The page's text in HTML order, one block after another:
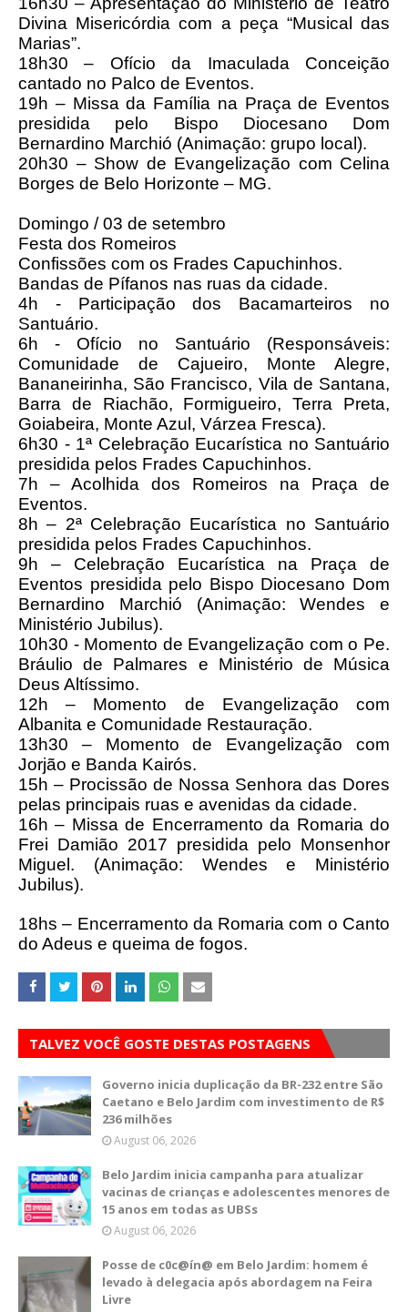
Divina Misericórdia com a peça “Musical das
Marias”.
18h30 – Ofício da Imaculada Conceição
cantado no Palco de Eventos.
19h – Missa da Família na Praça de Eventos
presidida pelo Bispo Diocesano Dom
Bernardino Marchió (Animação: grupo local).
20h30 – Show de Evangelização com Celina
Borges de Belo Horizonte – MG.
Domingo / 03 de setembro
Festa dos Romeiros
Confissões com os Frades Capuchinhos.
Bandas de Pífanos nas ruas da cidade.
4h - Participação dos Bacamarteiros no
Santuário.
6h - Ofício no Santuário (Responsáveis:
Comunidade de Cajueiro, Monte Alegre,
Bananeirinha, São Francisco, Vila de Santana,
Barra de Riachão, Formigueiro, Terra Preta,
Goiabeira, Monte Azul, Várzea Fresca).
6h30 - 1ª Celebração Eucarística no Santuário
presidida pelos Frades Capuchinhos.
7h – Acolhida dos Romeiros na Praça de
Eventos.
8h – 2ª Celebração Eucarística no Santuário
presidida pelos Frades Capuchinhos.
9h – Celebração Eucarística na Praça de
Eventos presidida pelo Bispo Diocesano Dom
Bernardino Marchió (Animação: Wendes e
Ministério Jubilus).
10h30 - Momento de Evangelização com o Pe.
Bráulio de Palmares e Ministério de Música
Deus Altíssimo.
12h – Momento de Evangelização com
Albanita e Comunidade Restauração.
13h30 – Momento de Evangelização com
Jorjão e Banda Kairós.
15h – Procissão de Nossa Senhora das Dores
pelas principais ruas e avenidas da cidade.
16h – Missa de Encerramento da Romaria do
Frei Damião 2017 presidida pelo Monsenhor
Miguel. (Animação: Wendes e Ministério
Jubilus).
18hs – Encerramento da Romaria com o Canto
do Adeus e queima de fogos.
TALVEZ VOCÊ GOSTE DESTAS POSTAGENS
Governo inicia duplicação da BR-232 entre São
Caetano e Belo Jardim com investimento de R$
236 milhões
August 06, 2026
Belo Jardim inicia campanha para atualizar
vacinas de crianças e adolescentes menores de
15 anos em todas as UBSs
August 06, 2026
Posse de c0c@ín@ em Belo Jardim: homem é
levado à delegacia após abordagem na Feira
Livre